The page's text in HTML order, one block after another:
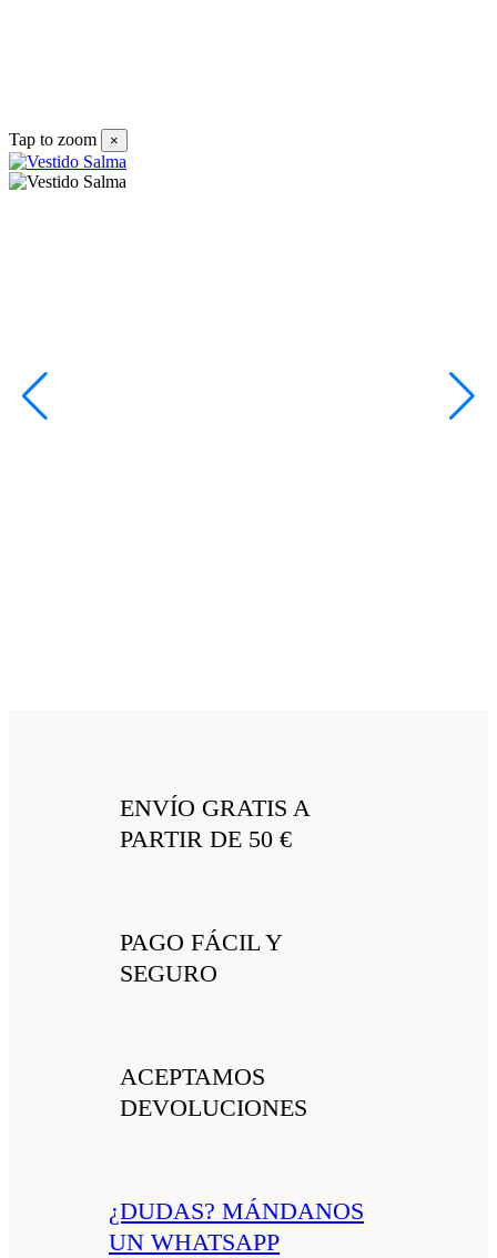
Tap to zoom ×
ENVÍO GRATIS A
PARTIR DE 50 €
PAGO FÁCIL Y
SEGURO
ACEPTAMOS
DEVOLUCIONES
¿DUDAS? MÁNDANOS
UN WHATSAPP